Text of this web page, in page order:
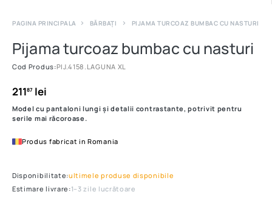
PAGINA PRINCIPALA BĂRBAȚI PIJAMA TURCOAZ BUMBAC CU NASTURI
Pijama turcoaz bumbac cu nasturi
Cod Produs:PIJ.4158.LAGUNA XL
21187lei
Model cu pantaloni lungi și detalii contrastante, potrivit pentru
serile mai răcoroase.
Produs fabricat in Romania
Disponibilitate:ultimele produse disponibile
Estimare livrare:1–3 zile lucrătoare